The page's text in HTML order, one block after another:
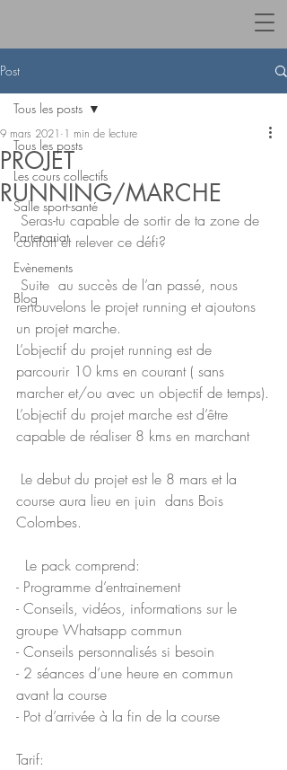
Post
Tous les posts
Les cours collectifs
Salle sport-santé
Partenariat
Evènements
Blog
Tous les posts
PROJET
RUNNING/MARCHE
9 mars 2021 1 min de lecture
confort et relever ce défi?
renouvelons le projet running et ajoutons
un projet marche.
L’objectif du projet running est de
parcourir 10 kms en courant ( sans
marcher et/ou avec un objectif de temps).
L’objectif du projet marche est d’être
capable de réaliser 8 kms en marchant
course aura lieu en juin  dans Bois
Colombes.
  Le pack comprend:
- Programme d’entrainement
- Conseils, vidéos, informations sur le
groupe Whatsapp commun
- Conseils personnalisés si besoin
- 2 séances d’une heure en commun
avant la course
- Pot d’arrivée à la fin de la course
Tarif: